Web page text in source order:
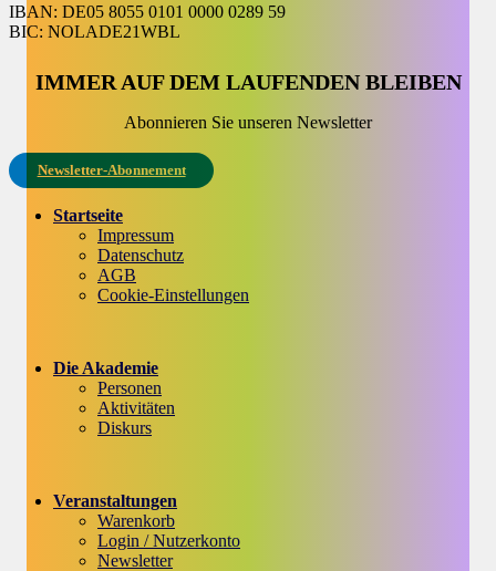
IBAN: DE05 8055 0101 0000 0289 59
BIC: NOLADE21WBL
IMMER AUF DEM LAUFENDEN BLEIBEN
Abonnieren Sie unseren Newsletter
Newsletter-Abonnement
Startseite
Impressum
Datenschutz
AGB
Cookie-Einstellungen
Die Akademie
Personen
Aktivitäten
Diskurs
Veranstaltungen
Warenkorb
Login / Nutzerkonto
Newsletter